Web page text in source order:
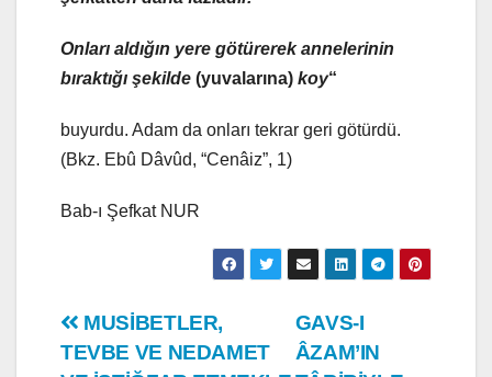
Onları aldığın yere götürerek annelerinin
bıraktığı şekilde (yuvalarına) koy“
buyurdu. Adam da onları tekrar geri götürdü.
(Bkz. Ebû Dâvûd, “Cenâiz”, 1)
Bab-ı Şefkat NUR
Yazı
GAVS-I
ÂZAM’IN
MUSİBETLER,
TEVBE VE NEDAMET